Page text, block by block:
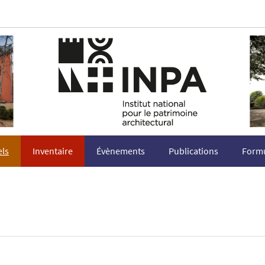
Inventaire Évènements Publications